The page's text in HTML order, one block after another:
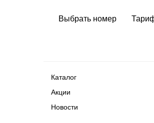
Выбрать номер
Каталог
Акции
Новости